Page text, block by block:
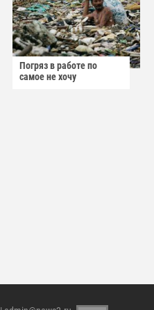
Погряз в работе по
самое не хочу